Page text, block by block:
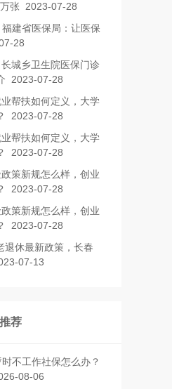
张 2023-07-28
建省医保局：让医保
28
城乡卫生院医保门诊
2023-07-28
帮扶如何定义，大学
2023-07-28
帮扶如何定义，大学
2023-07-28
策新规怎么样，创业
2023-07-28
策新规怎么样，创业
2023-07-28
退休最新政策，长春
07-13
荐
不工作社保怎么办？
08-06